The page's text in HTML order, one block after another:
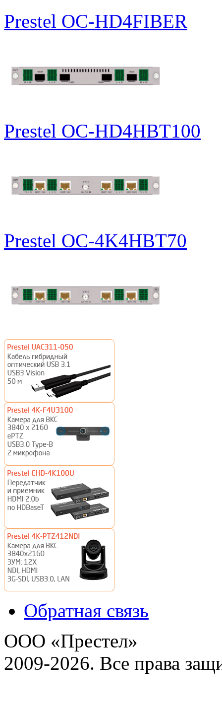
Prestel OC-HD4FIBER
Prestel OC-HD4HBT100
Prestel OC-4K4HBT70
Обратная связь
ООО «Престел»
2009-2026. Все права